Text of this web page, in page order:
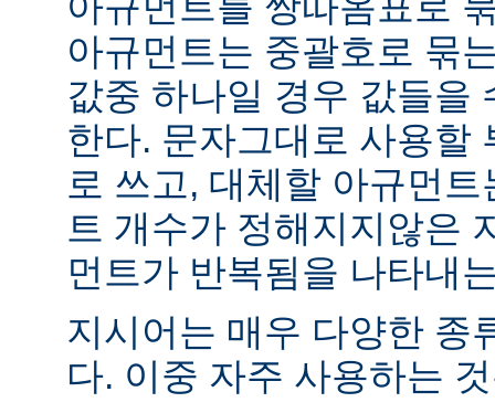
아규먼트는 중괄호로 묶
값중 하나일 경우 값들을
한다. 문자그대로 사용할
로 쓰고, 대체할 아규먼
트 개수가 정해지지않은
먼트가 반복됨을 나타내
지시어는 매우 다양한 종
다. 이중 자주 사용하는